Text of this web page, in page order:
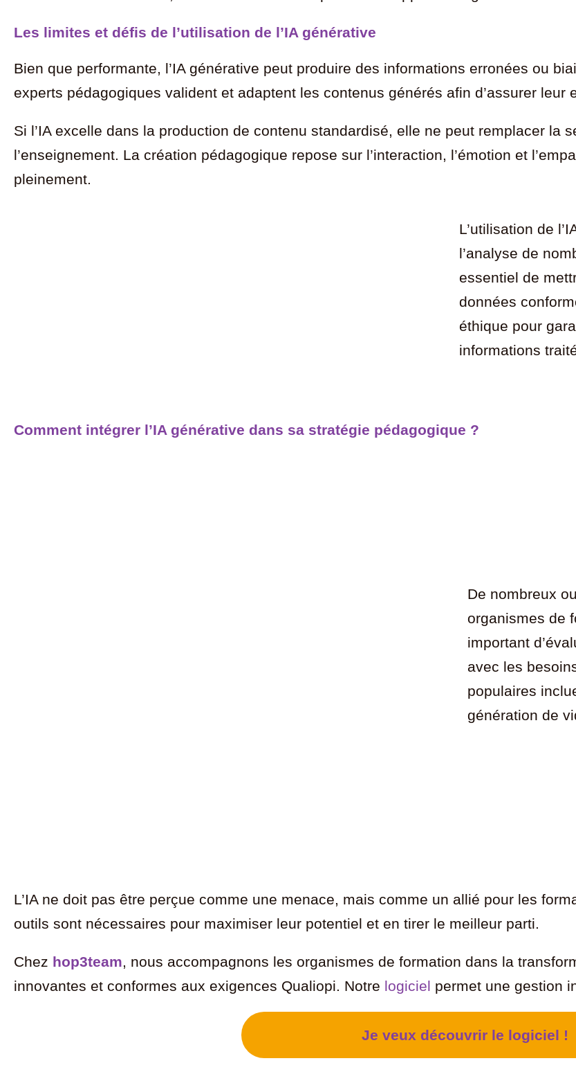
Les limites et défis de l’utilisation de l’IA générative
Bien que performante, l’IA générative peut produire des informations erronées ou
experts pédagogiques valident et adaptent les contenus générés afin d’assurer leur
Si l’IA excelle dans la production de contenu standardisé, elle ne peut remplacer la
l’enseignement. La création pédagogique repose sur l’interaction, l’émotion et
pleinement.
L’utilisation de
l’analyse de
essentiel de
données
éthique pour
informations
Comment intégrer l’IA générative dans sa stratégie pédagogique ?
De nombreux
organismes de
important
avec les
populaires
génération de
L’IA ne doit pas être perçue comme une menace, mais comme un allié pour les
outils sont nécessaires pour maximiser leur potentiel et en tirer le meilleur parti.
Chez hop3team, nous accompagnons les organismes de formation dans la
innovantes et conformes aux exigences Qualiopi. Notre logiciel permet une gestion
Je veux découvrir le logiciel !